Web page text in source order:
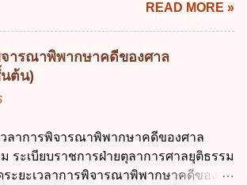
มนตรี ว่าด้วยการลาของข้าราชการ พ.ศ.
กำหนดให้ข้าราชการที่รับราชการติดต่อ
าแล้วไม่น้อยกว่า 10 ปี มีสิทธินำวันลาพัก
สะสมรวมกับวันลาพักผ่อนในปีปัจจุบันได้
การลาติดตามคู่สมรส ต้องมีระยะเวลาไม่
กำหนดในข้อใดเพื่อมิให้มีผลเป็นการลา
กจากราชการ ก. ไม่เกิน 2 ปี ข. ไม่เกิน 3...
ทำไปในทางที่เป็น ธรรมดาการค้าขาย
, 1025 โดยพิจารณาตามสภาพแห่ง
งห้าง และประเพณีทางการค้า -หุ้นส่วน
องห้าง ไม่ว่าจะมีมูลเหตุจูงใจเพราะทุจริต
รหรือไม่ก็ตาม จึงเป็นไปตามหลักกฎหมาย
น และหลักลูกหนี้ร่วมตามม.291 เพื่อ
รวมถึงมูลละเมิด 1.1) กรณีห้างหุ้นส่วน
มื่อห้าง ผิดนัด ชำระหนี้ เจ้าหนี้ของห้างฯ
ำระหนี้เอาแต่ผู้เป็นหุ้นส่วนคนใคคนหนึ่ง
READ MORE »
จารณาพิพากษาคดีของศาล
ต้น)
วลาการพิจารณาพิพากษาคดีของศาล
ระเบียบราชการฝ่ายตุลาการศาลยุติธรรม
ะยะเวลาการพิจารณาพิพากษาคดีของ